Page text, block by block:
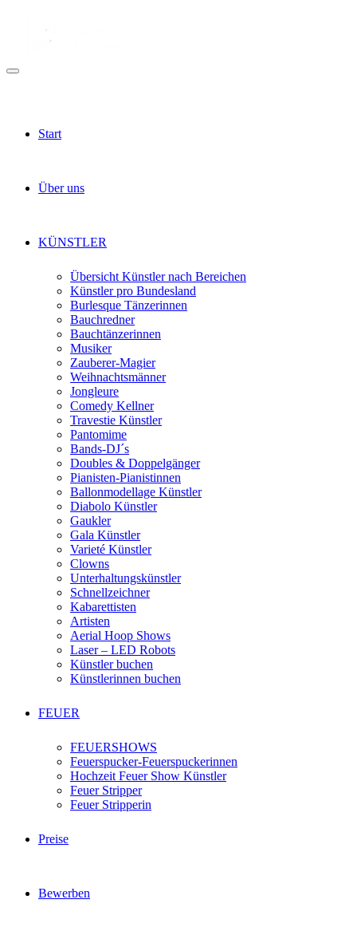
Start
Über uns
KÜNSTLER
Übersicht Künstler nach Bereichen
Künstler pro Bundesland
Burlesque Tänzerinnen
Bauchredner
Bauchtänzerinnen
Musiker
Zauberer-Magier
Weihnachtsmänner
Jongleure
Comedy Kellner
Travestie Künstler
Pantomime
Bands-DJ´s
Doubles & Doppelgänger
Pianisten-Pianistinnen
Ballonmodellage Künstler
Diabolo Künstler
Gaukler
Gala Künstler
Varieté Künstler
Clowns
Unterhaltungskünstler
Schnellzeichner
Kabarettisten
Artisten
Aerial Hoop Shows
Laser – LED Robots
Künstler buchen
Künstlerinnen buchen
FEUER
FEUERSHOWS
Feuerspucker-Feuerspuckerinnen
Hochzeit Feuer Show Künstler
Feuer Stripper
Feuer Stripperin
Preise
Bewerben